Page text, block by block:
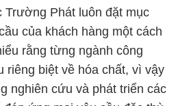
Trường Phát luôn đặt mục
của khách hàng một cách
rằng từng ngành công
riêng biệt về hóa chất, vì vậy
nghiên cứu và phát triển các